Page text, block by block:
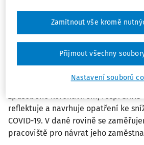
Přizpůsobení pracoviště po
19 a ochrana pracovníků
onemocnění
V důsledku současné
způsobené koronavirem, resp.
reflektuje a navrhuje opatření ke
COVID-19. V dané rovině se
pracoviště pro návrat jeho
Nastavení souborů
Zamítnout vše kromě
Přijmout všechny